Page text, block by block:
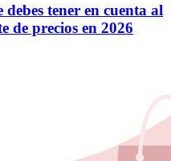
debes tener en cuenta al
de precios en 2026